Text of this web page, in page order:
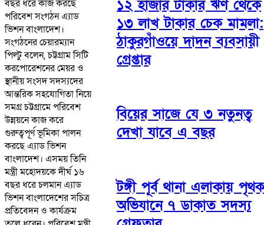
বছর ধরে কাজ করছে
পরিবেশ সংগঠন এ্যাড
ভিশন বাংলাদেশ।
সংগঠনের চেয়ারম্যান
পিল্টু বলেন, চট্টগ্রাম সিটি
করপোরেশনের মেয়র ও
স্থানীয় সংসদ সদস্যদের
আন্তরিক সহযোগিতা নিয়ে
সমগ্র চট্টগ্রামে পরিবেশ
উন্নয়নে কাজ করে
গুরুত্বপূর্ণ ভূমিকা পালন
করছে এ্যাড ভিশন
বাংলাদেশ। এসময় তিনি
মন্ত্রী মহোদয়কে দীর্ঘ ১৬
বছর ধরে চলমান এ্যাড
ভিশন বাংলাদেশের সচিত্র
প্রতিবেদন ও কার্যক্রম
১২ হাজার টাকার ঋণ থেকে
১৩ লাখ টাকার চেক মামলা:
ঠাকুরগাঁওয়ে দাদন ব্যবসায়ী
গ্রেপ্তার
বিয়ের সাজে যে ৩ নতুনত্ব
দেখা যাবে এ বছর
টঙ্গী পূর্ব থানা এলাকায় পৃথক
অভিযানে ৭ ডাকাত সদস্য